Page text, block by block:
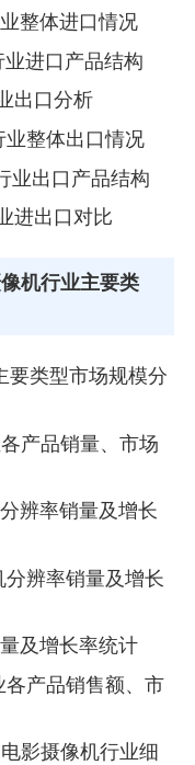
整体进口情况
进口产品结构
出口分析
业整体出口情况
业出口产品结构
进出口对比
机行业主要类
要类型市场规模分
产品销量、市场
辨率销量及增长
辨率销量及增长
及增长率统计
各产品销售额、市
影摄像机行业细